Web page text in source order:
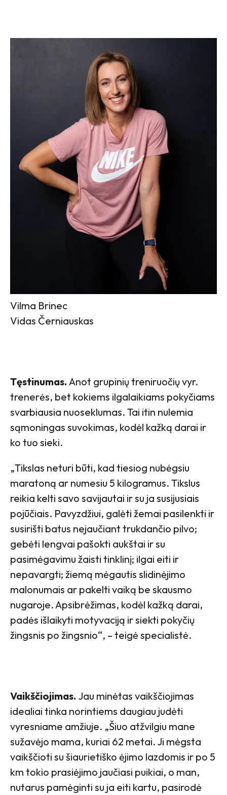
Vilma Brinec
Vidas Černiauskas
Tęstinumas. Anot grupinių treniruočių vyr.
trenerės, bet kokiems ilgalaikiams pokyčiams
svarbiausia nuoseklumas. Tai itin nulemia
sąmoningas suvokimas, kodėl kažką darai ir
ko tuo sieki.
„Tikslas neturi būti, kad tiesiog nubėgsiu
maratoną ar numesiu 5 kilogramus. Tikslus
reikia kelti savo savijautai ir su ja susijusiais
pojūčiais. Pavyzdžiui, galėti žemai pasilenkti ir
susirišti batus nejaučiant trukdančio pilvo;
gebėti lengvai pašokti aukštai ir su
pasimėgavimu žaisti tinklinį; ilgai eiti ir
nepavargti; žiemą mėgautis slidinėjimo
malonumais ar pakelti vaiką be skausmo
nugaroje. Apsibrėžimas, kodėl kažką darai,
padės išlaikyti motyvaciją ir siekti pokyčių
žingsnis po žingsnio“, – teigė specialistė.
Vaikščiojimas. Jau minėtas vaikščiojimas
idealiai tinka norintiems daugiau judėti
vyresniame amžiuje. „Šiuo atžvilgiu mane
sužavėjo mama, kuriai 62 metai. Ji mėgsta
vaikščioti su šiaurietiško ėjimo lazdomis ir po 5
km tokio prasiėjimo jaučiasi puikiai, o man,
nutarus pamėginti su ja eiti kartu, pasirodė